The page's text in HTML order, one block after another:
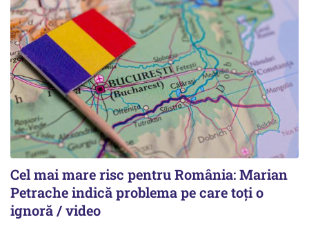
Cel mai mare risc pentru România: Marian
Petrache indică problema pe care toți o
ignoră / video